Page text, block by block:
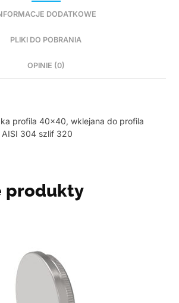
DODATKOWE
PLIKI DO POBRANIA
OPINIE (0)
profila 40×40, wklejana do profila
304 szlif 320
produkty